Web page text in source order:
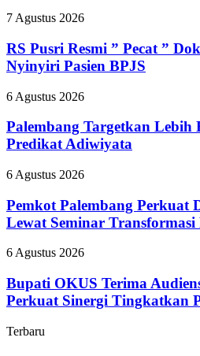
II
Kilang
Plaju
Tanamkan
Budaya
HSSE
Melalui
Safety
Campaign
RS
Resmi
”
Pecat
Dokter
yang
Nyinyiri
BPJS
7 Agustus 2026
RS Pusri Resmi ” Pecat ”
Nyinyiri Pasien BPJS
Palembang
Lebih
Banyak
Sekolah
Predikat
6 Agustus 2026
Palembang Targetkan Lebih
Predikat Adiwiyata
Pemkot
Perkuat
Daya
Saing
Lewat
Transformasi
Digital
6 Agustus 2026
Pemkot Palembang Perkuat
Lewat Seminar Transformasi
Bupati
Terima
Audiensi
Kepala
Perkuat
6 Agustus 2026
Bupati OKUS Terima
Perkuat Sinergi Tingkatkan
Terbaru